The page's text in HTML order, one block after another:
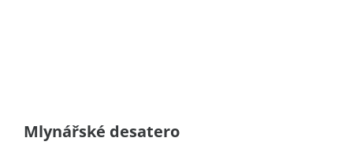
Mlynářské desatero